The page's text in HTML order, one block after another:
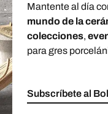
Mantente al día
mundo de la
colecciones,
para gres
Subscríbete al